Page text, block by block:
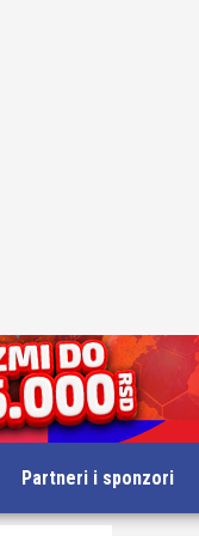
Partneri i sponzori